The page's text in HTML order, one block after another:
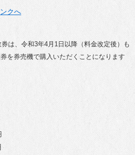
クへ
は、令和3年4月1日以降（料金改定後）も
を券売機で購入いただくことになります